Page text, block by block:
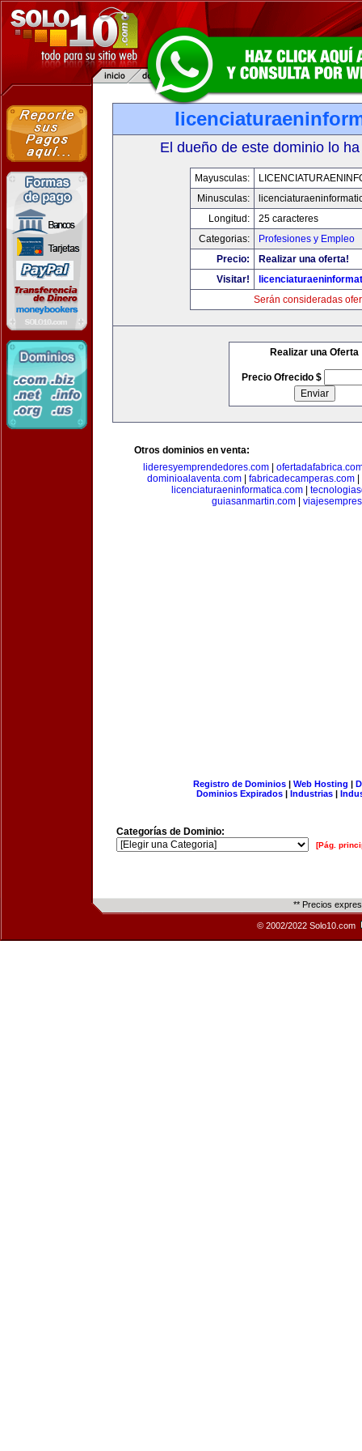
El dueño de este dominio lo
Mayusculas:
Minusculas:
Longitud:
25 caracteres
Categorias:
Profesiones y Empleo
Precio:
Realizar una oferta!
Visitar!
Serán consideradas
Realizar una Oferta
Precio Ofrecido $
Otros dominios en venta:
lideresyemprendedores.com
dominioalaventa.com
fabricadecamperas.com
licenciaturaeninformatica.com|
guiasanmartin.com|
Registro de Dominios| Web Hosting |
Dominios Expirados | Industrias |
Categorías de Dominio:
[Pág.
** Precios
© 2002/2022 Solo10.com